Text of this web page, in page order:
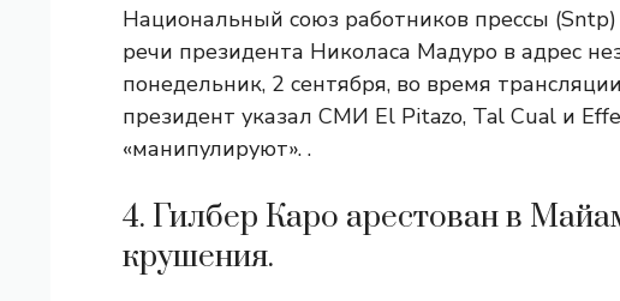
Национальный союз работников прессы
речи президента Николаса Мадуро в адрес
понедельник, 2 сентября, во время
президент указал СМИ El Pitazo, Tal Cual и
«манипулируют». .
4. Гилбер Каро арестован в
крушения.